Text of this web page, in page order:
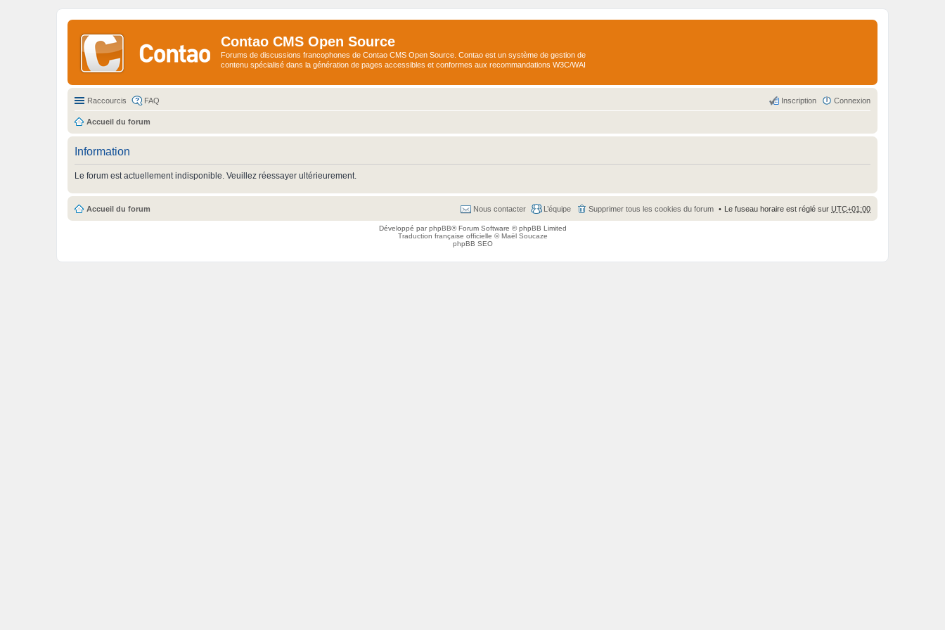
Contao CMS Open Source
Forums de discussions francophones de Contao CMS Open Source. Contao est un système de gestion de
contenu spécialisé dans la génération de pages accessibles et conformes aux recommandations W3C/WAI
Raccourcis FAQ Connexion
Inscription
Accueil du forum
Information
Le forum est actuellement indisponible. Veuillez réessayer ultérieurement.
Accueil du forum Le fuseau horaire est réglé sur UTC+01:00
Supprimer tous les cookies du forum
L’équipe
Nous contacter
Développé parphpBB® Forum Software © phpBB Limited
Traduction française officielle ©Maël Soucaze
phpBB SEO